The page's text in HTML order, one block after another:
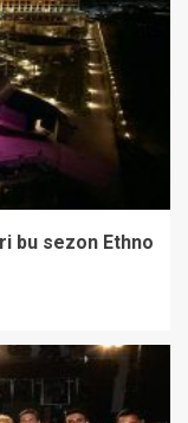
bu sezon Ethno